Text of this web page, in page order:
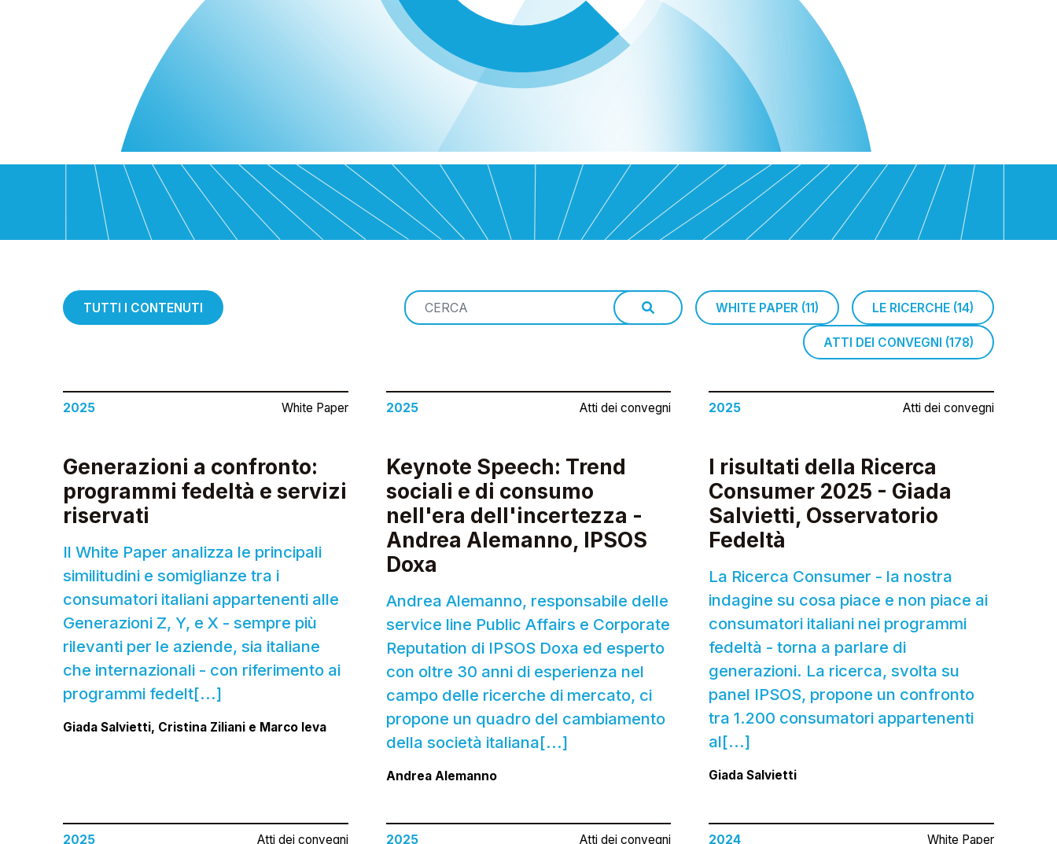
TUTTI I CONTENUTI WHITE PAPER (11) LE RICERCHE (14)
ATTI DEI CONVEGNI (178)
2025 White Paper
Generazioni a confronto:
programmi fedeltà e servizi
riservati
Il White Paper analizza le principali
similitudini e somiglianze tra i
consumatori italiani appartenenti alle
Generazioni Z, Y, e X - sempre più
rilevanti per le aziende, sia italiane
che internazionali - con riferimento ai
programmi fedelt[...]
Giada Salvietti, Cristina Ziliani e Marco Ieva
2025 Atti dei convegni
Keynote Speech: Trend
sociali e di consumo
nell'era dell'incertezza -
Andrea Alemanno, IPSOS
Doxa
Andrea Alemanno, responsabile delle
service line Public Affairs e Corporate
Reputation di IPSOS Doxa ed esperto
con oltre 30 anni di esperienza nel
campo delle ricerche di mercato, ci
propone un quadro del cambiamento
della società italiana[...]
Andrea Alemanno
2025 Atti dei convegni
I risultati della Ricerca
Consumer 2025 - Giada
Salvietti, Osservatorio
Fedeltà
La Ricerca Consumer - la nostra
indagine su cosa piace e non piace ai
consumatori italiani nei programmi
fedeltà - torna a parlare di
generazioni. La ricerca, svolta su
panel IPSOS, propone un confronto
tra 1.200 consumatori appartenenti
al[...]
Giada Salvietti
2025 Atti dei convegni 2025 Atti dei convegni 2024 White Paper